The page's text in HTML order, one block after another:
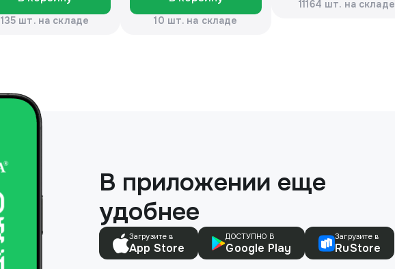
135 шт. на складе 10 шт. на складе
11164 шт. на складе
В приложении еще
удобнее
Загрузите в
App Store
ДОСТУПНО В
Google Play
Загрузите в
RuStore